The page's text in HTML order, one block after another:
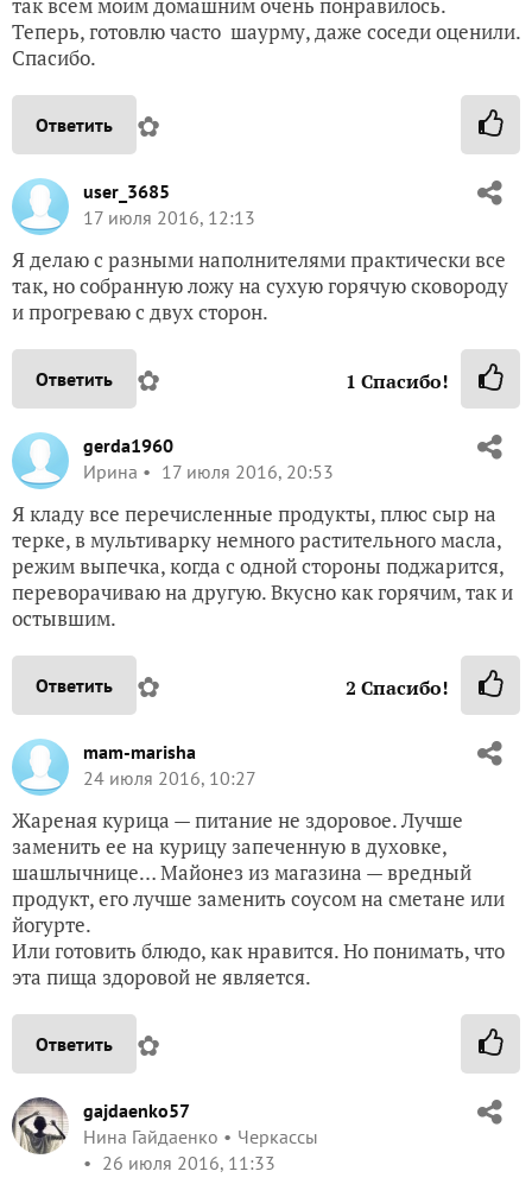
Теперь, готовлю часто шаурму, даже соседи оценили.
Спасибо.
Ответить ✿
user_3685
17 июля 2016, 12:13
Я делаю с разными наполнителями практически все
так, но собранную ложу на сухую горячую сковороду
и прогреваю с двух сторон.
Ответить ✿ 1 Спасибо!
gerda1960
Ирина
17 июля 2016, 20:53
Я кладу все перечисленные продукты, плюс сыр на
терке, в мультиварку немного растительного масла,
режим выпечка, когда с одной стороны поджарится,
переворачиваю на другую. Вкусно как горячим, так и
остывшим.
Ответить ✿ 2 Спасибо!
mam-marisha
24 июля 2016, 10:27
Жареная курица — питание не здоровое. Лучше
заменить ее на курицу запеченную в духовке,
шашлычнице… Майонез из магазина — вредный
продукт, его лучше заменить соусом на сметане или
йогурте.
Или готовить блюдо, как нравится. Но понимать, что
эта пища здоровой не является.
Ответить ✿
gajdaenko57
Нина Гайдаенко
Черкассы
26 июля 2016, 11:33